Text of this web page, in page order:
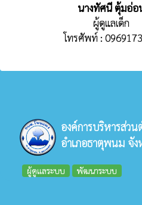
นางทัศนี ตุ้มอ่อ
ผู้ดูแลเด็ก
โทรศัพท์ :
องค์การบริหารส่ว
อำเภอธาตุพนม จั
ผู้ดูแลระบบ พัฒนาระบบ